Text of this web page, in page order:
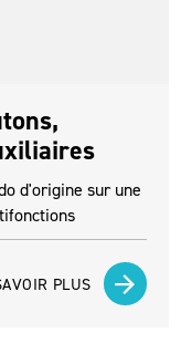
d'origine sur une
PLUS